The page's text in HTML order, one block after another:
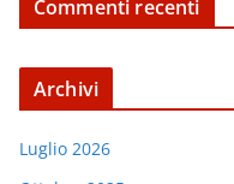
Commenti recenti
Archivi
Luglio 2026